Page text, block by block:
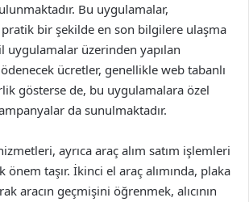
Bu uygulamalar,
pratik bir şekilde en son bilgilere ulaşma
uygulamalar üzerinden yapılan
ücretler, genellikle web tabanlı
gösterse de, bu uygulamalara özel
da sunulmaktadır.
ayrıca araç alım satım işlemleri
önem taşır. İkinci el araç alımında, plaka
aracın geçmişini öğrenmek, alıcının